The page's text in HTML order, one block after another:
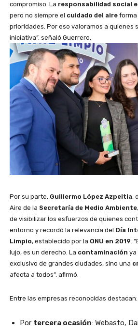
compromiso. La responsabilidad social
pero no siempre el cuidado del aire forma
prioridades. Por eso valoramos a quienes
iniciativa”, señaló Guerrero.
Por su parte, Guillermo López Azpeitia,
Aire de la Secretaría de Medio Ambiente
de visibilizar los esfuerzos de quienes
entorno y recordó la relevancia del Día
Limpio, establecido por la ONU en 2019.
lujo, es un derecho. La contaminación ya
exclusivo de grandes ciudades, sino una
afecta a todos”, afirmó.
Entre las empresas reconocidas destacan:
Por tercera ocasión: Webasto,